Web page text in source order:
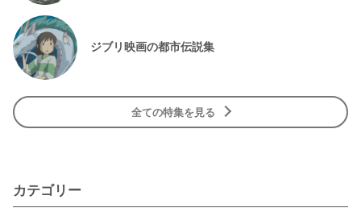
ジブリ映画の都市伝説集
全ての特集を見る
カテゴリー